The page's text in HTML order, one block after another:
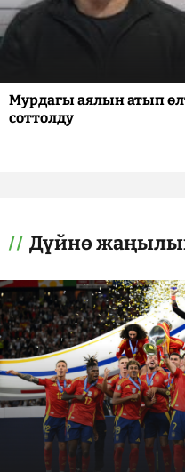
Мурдагы аялын атып
соттолду
Дүйнө